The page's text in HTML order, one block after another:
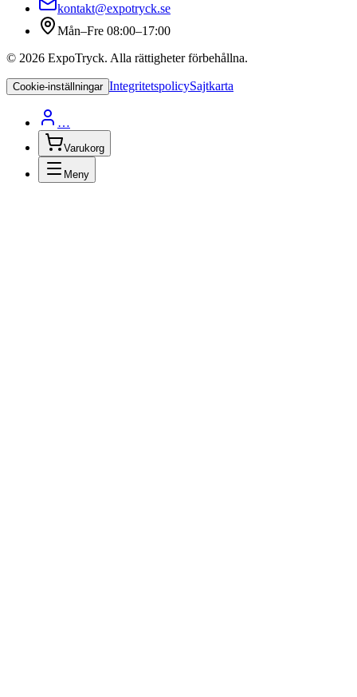
kontakt@expotryck.se
Mån–Fre 08:00–17:00
© 2026 ExpoTryck. Alla rättigheter förbehållna.
Cookie-inställningar IntegritetspolicySajtkarta
…
Varukorg
Meny